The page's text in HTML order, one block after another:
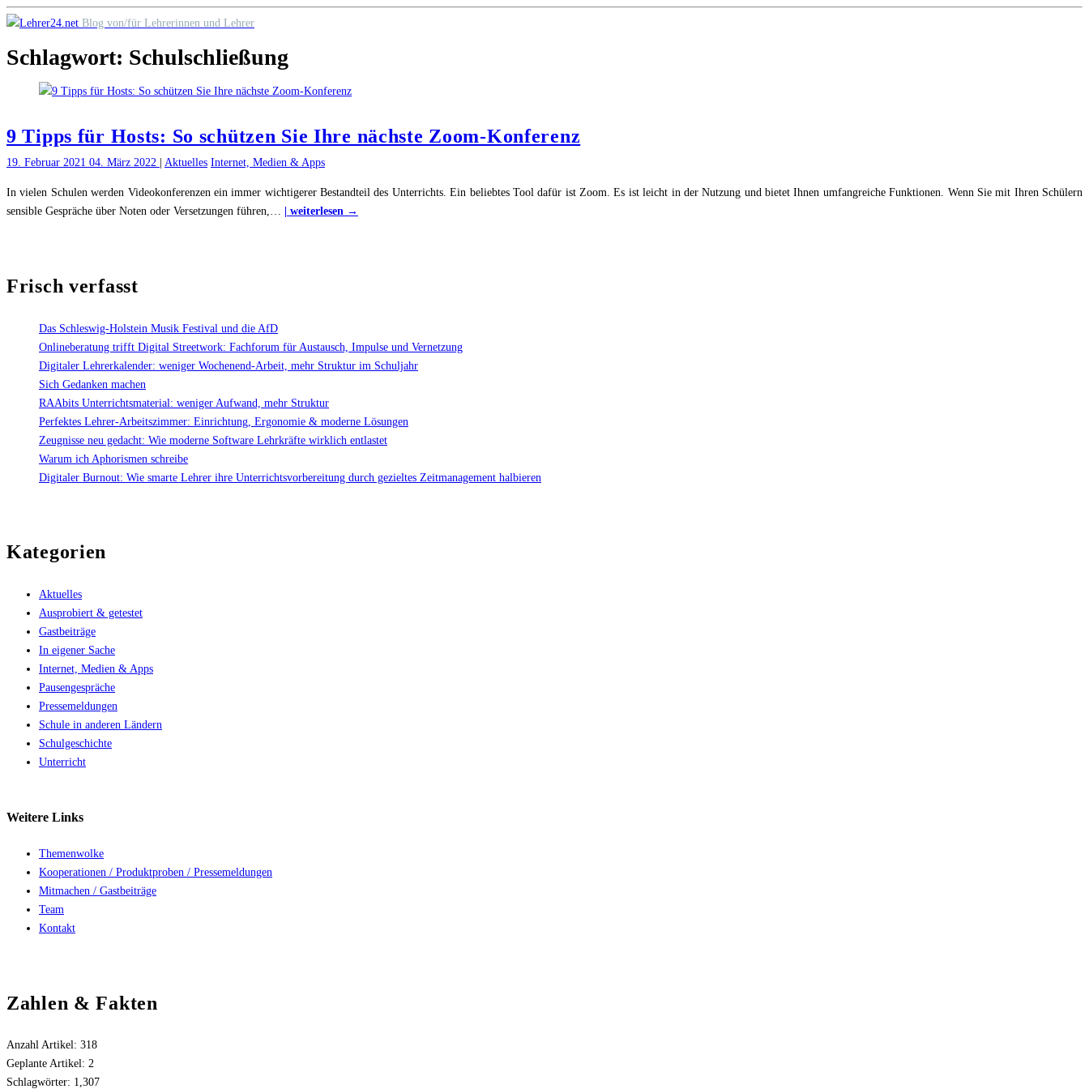
Skip
content
Blog von/für Lehrerinnen und Lehrer
Schlagwort: Schulschließung
9 Tipps für Hosts: So schützen Sie Ihre nächste Zoom-Konferenz
19. Februar 2021 04. März 2022 Aktuelles Internet, Medien & Apps
In vielen Schulen werden Videokonferenzen ein immer wichtigerer Bestandteil des Unterrichts. Ein beliebtes Tool dafür ist Zoom. Es ist leicht in der Nutzung und bietet Ihnen umfangreiche Funktionen. Wenn Sie mit Ihren Schülern
sensible Gespräche über Noten oder Versetzungen führen,… | weiterlesen →
Ihre
nächste
Frisch verfasst
Das Schleswig-Holstein Musik Festival und die AfD
Onlineberatung trifft Digital Streetwork: Fachforum für Austausch, Impulse und Vernetzung
Digitaler Lehrerkalender: weniger Wochenend-Arbeit, mehr Struktur im Schuljahr
Sich Gedanken machen
RAAbits Unterrichtsmaterial: weniger Aufwand, mehr Struktur
Perfektes Lehrer-Arbeitszimmer: Einrichtung, Ergonomie & moderne Lösungen
Zeugnisse neu gedacht: Wie moderne Software Lehrkräfte wirklich entlastet
Warum ich Aphorismen schreibe
Digitaler Burnout: Wie smarte Lehrer ihre Unterrichtsvorbereitung durch gezieltes Zeitmanagement halbieren
Kategorien
Aktuelles
Ausprobiert & getestet
Gastbeiträge
In eigener Sache
Internet, Medien & Apps
Pausengespräche
Pressemeldungen
Schule in anderen Ländern
Schulgeschichte
Unterricht
Weitere Links
Themenwolke
Kooperationen / Produktproben / Pressemeldungen
Mitmachen / Gastbeiträge
Team
Kontakt
Zahlen & Fakten
Anzahl Artikel: 318
Geplante Artikel: 2
Schlagwörter: 1,307